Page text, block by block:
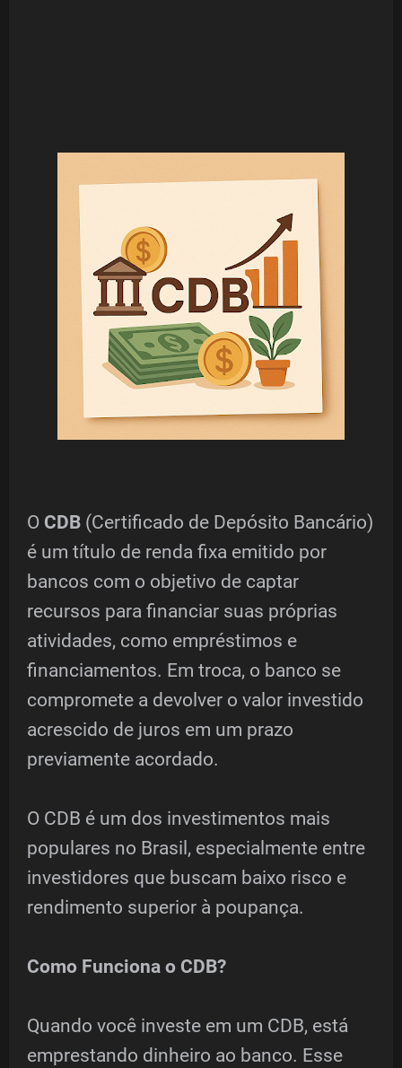
O CDB (Certificado de Depósito Bancário)
é um título de renda fixa emitido por
bancos com o objetivo de captar
recursos para financiar suas próprias
atividades, como empréstimos e
financiamentos. Em troca, o banco se
compromete a devolver o valor investido
acrescido de juros em um prazo
previamente acordado.
O CDB é um dos investimentos mais
populares no Brasil, especialmente entre
investidores que buscam baixo risco e
rendimento superior à poupança.
Como Funciona o CDB?
Quando você investe em um CDB, está
emprestando dinheiro ao banco. Esse